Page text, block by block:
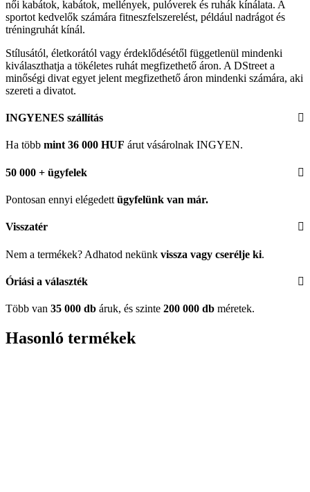
női kabátok, kabátok, mellények, pulóverek és ruhák kínálata. A
sportot kedvelők számára fitneszfelszerelést, például nadrágot és
tréningruhát kínál.
Stílusától, életkorától vagy érdeklődésétől függetlenül mindenki
kiválaszthatja a tökéletes ruhát megfizethető áron. A DStreet a
minőségi divat egyet jelent megfizethető áron mindenki számára, aki
szereti a divatot.
INGYENES szállítás
Ha több mint 36 000 HUF árut vásárolnak INGYEN.
50 000 + ügyfelek
Pontosan ennyi elégedett ügyfelünk van már.
Visszatér
Nem a termékek? Adhatod nekünk vissza vagy cserélje ki.
Óriási a választék
Több van 35 000 db áruk, és szinte 200 000 db méretek.
Hasonló termékek